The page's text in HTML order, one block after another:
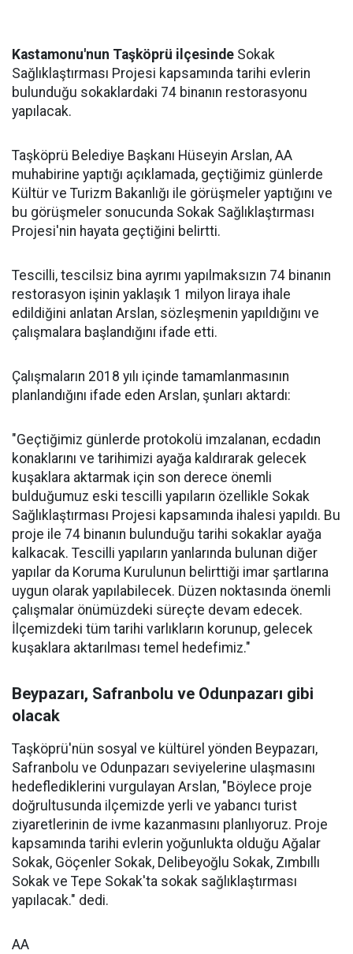
Kastamonu'nun Taşköprü ilçesinde Sokak
Sağlıklaştırması Projesi kapsamında tarihi evlerin
bulunduğu sokaklardaki 74 binanın restorasyonu
yapılacak.
Taşköprü Belediye Başkanı Hüseyin Arslan, AA
muhabirine yaptığı açıklamada, geçtiğimiz günlerde
Kültür ve Turizm Bakanlığı ile görüşmeler yaptığını ve
bu görüşmeler sonucunda Sokak Sağlıklaştırması
Projesi'nin hayata geçtiğini belirtti.
Tescilli, tescilsiz bina ayrımı yapılmaksızın 74 binanın
restorasyon işinin yaklaşık 1 milyon liraya ihale
edildiğini anlatan Arslan, sözleşmenin yapıldığını ve
çalışmalara başlandığını ifade etti.
Çalışmaların 2018 yılı içinde tamamlanmasının
planlandığını ifade eden Arslan, şunları aktardı:
"Geçtiğimiz günlerde protokolü imzalanan, ecdadın
konaklarını ve tarihimizi ayağa kaldırarak gelecek
kuşaklara aktarmak için son derece önemli
bulduğumuz eski tescilli yapıların özellikle Sokak
Sağlıklaştırması Projesi kapsamında ihalesi yapıldı. Bu
proje ile 74 binanın bulunduğu tarihi sokaklar ayağa
kalkacak. Tescilli yapıların yanlarında bulunan diğer
yapılar da Koruma Kurulunun belirttiği imar şartlarına
uygun olarak yapılabilecek. Düzen noktasında önemli
çalışmalar önümüzdeki süreçte devam edecek.
İlçemizdeki tüm tarihi varlıkların korunup, gelecek
kuşaklara aktarılması temel hedefimiz."
Beypazarı, Safranbolu ve Odunpazarı gibi
olacak
Taşköprü'nün sosyal ve kültürel yönden Beypazarı,
Safranbolu ve Odunpazarı seviyelerine ulaşmasını
hedeflediklerini vurgulayan Arslan, "Böylece proje
doğrultusunda ilçemizde yerli ve yabancı turist
ziyaretlerinin de ivme kazanmasını planlıyoruz. Proje
kapsamında tarihi evlerin yoğunlukta olduğu Ağalar
Sokak, Göçenler Sokak, Delibeyoğlu Sokak, Zımbıllı
Sokak ve Tepe Sokak'ta sokak sağlıklaştırması
yapılacak." dedi.
AA